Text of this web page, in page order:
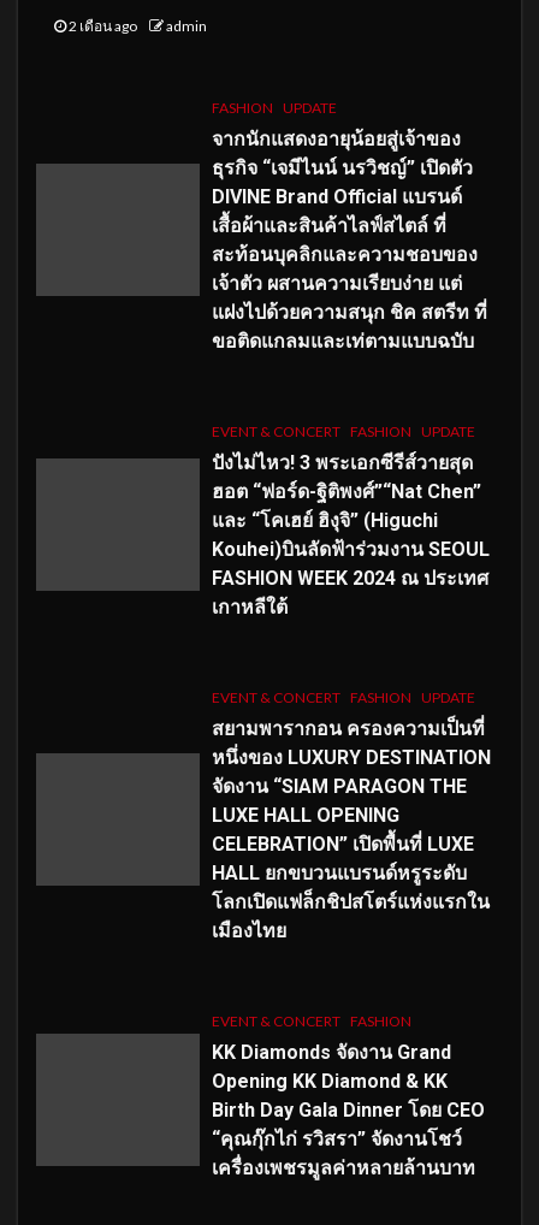
2 เดือน ago admin
FASHION UPDATE
จากนักแสดงอายุน้อยสู่เจ้าของ
ธุรกิจ “เจมีไนน์ นรวิชญ์” เปิดตัว
DIVINE Brand Official แบรนด์
เสื้อผ้าและสินค้าไลฟ์สไตล์ ที่
สะท้อนบุคลิกและความชอบของ
เจ้าตัว ผสานความเรียบง่าย แต่
แฝงไปด้วยความสนุก ชิค สตรีท ที่
ขอติดแกลมและเท่ตามแบบฉบับ
EVENT & CONCERT FASHION UPDATE
ปังไม่ไหว! 3 พระเอกซีรีส์วายสุด
ฮอต “ฟอร์ด-ฐิติพงศ์”“Nat Chen”
และ “โคเฮย์ ฮิงุจิ” (Higuchi
Kouhei)บินลัดฟ้าร่วมงาน SEOUL
FASHION WEEK 2024 ณ ประเทศ
เกาหลีใต้
EVENT & CONCERT FASHION UPDATE
สยามพารากอน ครองความเป็นที่
หนึ่งของ LUXURY DESTINATION
จัดงาน “SIAM PARAGON THE
LUXE HALL OPENING
CELEBRATION” เปิดพื้นที่ LUXE
HALL ยกขบวนแบรนด์หรูระดับ
โลกเปิดแฟล็กชิปสโตร์แห่งแรกใน
เมืองไทย
EVENT & CONCERT FASHION
KK Diamonds จัดงาน Grand
Opening KK Diamond & KK
Birth Day Gala Dinner โดย CEO
“คุณกุ๊กไก่ รวิสรา” จัดงานโชว์
เครื่องเพชรมูลค่าหลายล้านบาท